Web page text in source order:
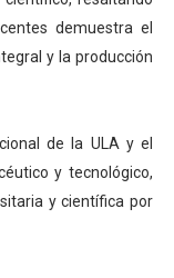
demuestra el
y la producción
de la ULA y el
y tecnológico,
y científica por